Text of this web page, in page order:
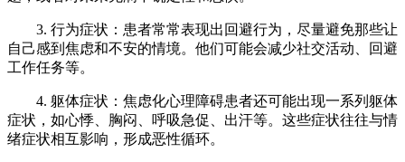
3. 行为症状：患者常常表现出回避行为，尽量避免那些让
自己感到焦虑和不安的情境。他们可能会减少社交活动、回避
工作任务等。
4. 躯体症状：焦虑化心理障碍患者还可能出现一系列躯体
症状，如心悸、胸闷、呼吸急促、出汗等。这些症状往往与情
绪症状相互影响，形成恶性循环。